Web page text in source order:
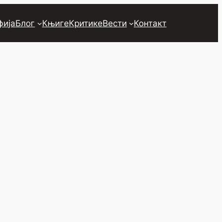
Блог КњигеКритикеВести Контакт